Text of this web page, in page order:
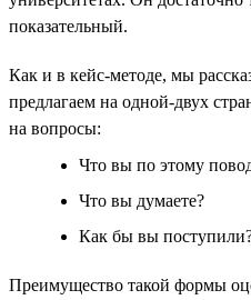
показательный.
Как и в кейс-методе, мы
предлагаем на одной-двух
на вопросы:
Что вы по этому
Что вы думаете?
Как бы вы
Преимущество такой формы